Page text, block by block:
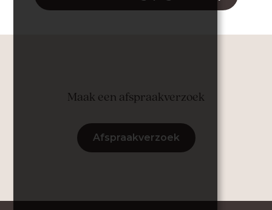
Maak een afspraakverzoek
Afspraakverzoek